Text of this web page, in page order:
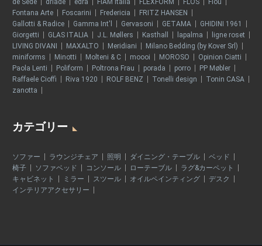
de Sede
driade edra FIAM Italia FLEXFORM FLOS
Flou
Fontana Arte
Foscarini Fredericia
FRITZ HANSEN
Gallotti & Radice
Gamma Int'l Gervasoni GETAMA
GHIDINI 1961
Giorgetti
GLAS ITALIA J.L. Møllers Kasthall lapalma
ligne roset
LIVING DIVANI
MAXALTO Meridiani
Milano Bedding (by Kover Srl)
miniforms
Minotti Molteni & C moooi MOROSO
Opinion Ciatti
Paola Lenti
Poliform Poltrona Frau porada porro
PP Møbler
Raffaele Cioffi
Riva 1920 ROLF BENZ Tonelli design
Tonin CASA
zanotta
カテゴリー
ソファー ラウンジチェア 照明 ダイニング・テーブル
ベッド
椅子
ソファベッド コンソール ローテーブル
ラグ&カーペット
キャビネット
ミラー スツール オイルペインティング
デスク
インテリアアクセサリー